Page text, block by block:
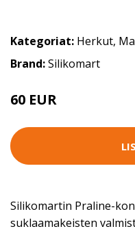
Kategoriat: Herkut,
Brand:Silikomart
60 EUR
Silikomartin Praline-
suklaamakeisten